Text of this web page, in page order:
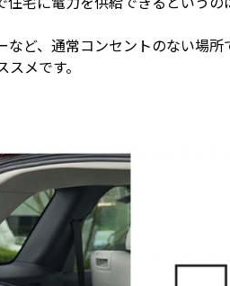
ど、通常コンセントのない場
メです。